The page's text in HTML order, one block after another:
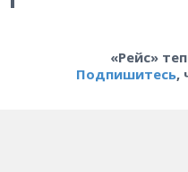
«Рейс»
Подпишитесь,